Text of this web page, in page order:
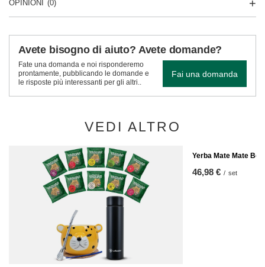
OPINIONI (0)
Avete bisogno di aiuto? Avete domande?
Fate una domanda e noi risponderemo
prontamente, pubblicando le domande e
le risposte più interessanti per gli altri..
Fai una domanda
VEDI ALTRO
Yerba Mate Mate
46,98 € / set